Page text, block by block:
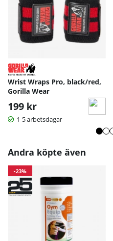
Wrist Wraps Pro, black/red,
Gorilla Wear
199 kr
1-5 arbetsdagar
Andra köpte även
-23%